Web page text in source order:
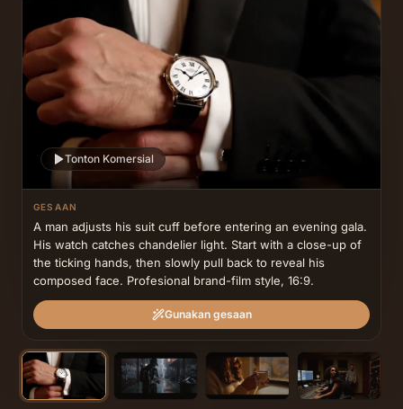
Tonton Komersial
GESAAN
A man adjusts his suit cuff before entering an evening gala.
His watch catches chandelier light. Start with a close-up of
the ticking hands, then slowly pull back to reveal his
composed face. Profesional brand-film style, 16:9.
Gunakan gesaan